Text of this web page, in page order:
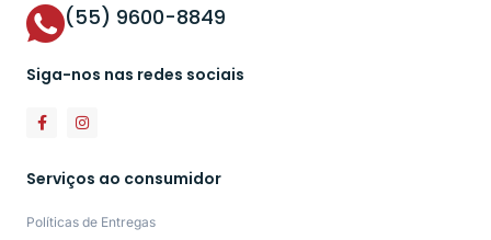
(55) 9600-8849
Siga-nos nas redes sociais
Serviços ao consumidor
Políticas de Entregas